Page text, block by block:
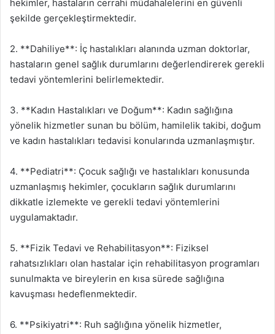
hekimler, hastaların cerrahi müdahalelerini en güvenli
şekilde gerçekleştirmektedir.
2. **Dahiliye**: İç hastalıkları alanında uzman doktorlar,
hastaların genel sağlık durumlarını değerlendirerek gerekli
tedavi yöntemlerini belirlemektedir.
3. **Kadın Hastalıkları ve Doğum**: Kadın sağlığına
yönelik hizmetler sunan bu bölüm, hamilelik takibi, doğum
ve kadın hastalıkları tedavisi konularında uzmanlaşmıştır.
4. **Pediatri**: Çocuk sağlığı ve hastalıkları konusunda
uzmanlaşmış hekimler, çocukların sağlık durumlarını
dikkatle izlemekte ve gerekli tedavi yöntemlerini
uygulamaktadır.
5. **Fizik Tedavi ve Rehabilitasyon**: Fiziksel
rahatsızlıkları olan hastalar için rehabilitasyon programları
sunulmakta ve bireylerin en kısa sürede sağlığına
kavuşması hedeflenmektedir.
6. **Psikiyatri**: Ruh sağlığına yönelik hizmetler,